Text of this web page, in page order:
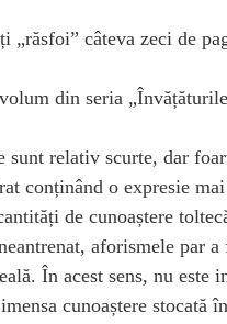
„răsfoi” câteva zeci de
din seria
sunt relativ scurte, dar
conținând o expresie
de cunoaștere
aforismele par
În acest sens, nu
cunoaștere